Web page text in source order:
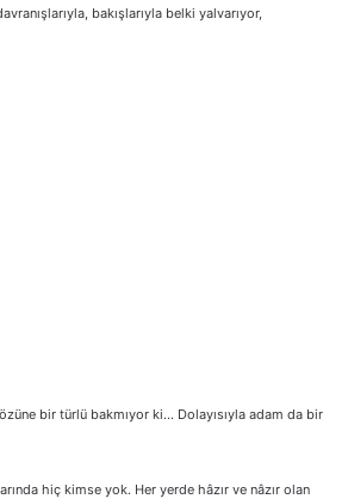
bakışlarıyla belki yalvarıyor,
bir türlü bakmıyor ki… Dolayısıyla adam da bir
hiç kimse yok. Her yerde hâzır ve nâzır olan